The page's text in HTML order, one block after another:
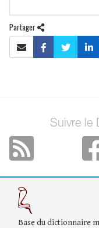
Partager
Suivre le
Base du dictionnaire